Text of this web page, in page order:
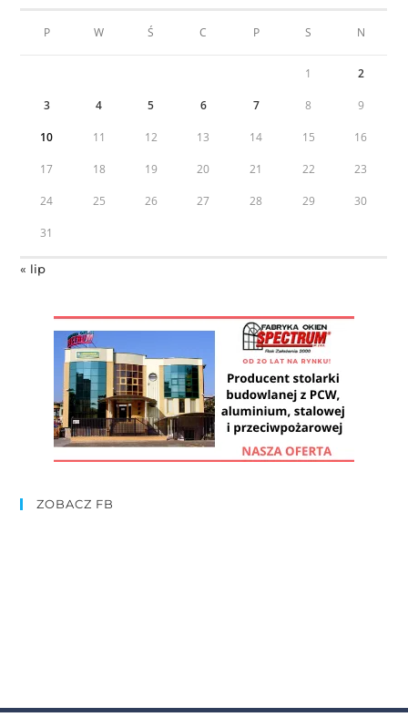
P W Ś C P S N
1 2
3 4 5 6 7 8 9
10 11 12 13 14 15 16
17 18 19 20 21 22 23
24 25 26 27 28 29 30
31
« lip
ZOBACZ FB